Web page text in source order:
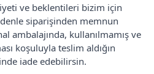
ve beklentileri bizim için
siparişinden memnun
ambalajında, kullanılmamış ve
koşuluyla teslim aldığın
iade edebilirsin.